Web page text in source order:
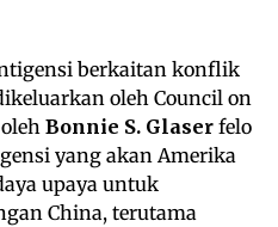
berkaitan konflik
oleh Council on
Bonnie S. Glaser felo
yang akan Amerika
upaya untuk
China, terutama